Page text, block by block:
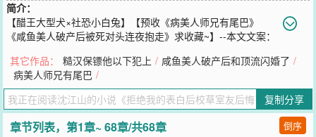
简介：
【醋王大型犬×社恐小白兔】【预收《病美人师兄有尾巴》
《咸鱼美人破产后被死对头连夜抱走》求收藏~】--本文文案：
尾的小白兔。小白兔兰聿长这么大做过最出格的事，就是在朋友地鼓
励下和自己的室友——恐同恐的人尽皆知的校草应沉表白了。2.兰聿
在大一下学期转到413宿舍，因为身体不好，又因为与外表反差极大
的性格成为了413宿舍的团宠。与兰聿关系最好的莫过于老大应沉。
入夏怕他热着，每天跨越半个校区只为了给兰聿买他最爱吃的草莓冰
其它作品： 糙汉保镖他以下犯上 / 咸鱼美人破产后和顶流闪婚了 /
病美人师兄有尾巴 /
复制分享
章节列表，第1章~ 68章/共68章 倒序